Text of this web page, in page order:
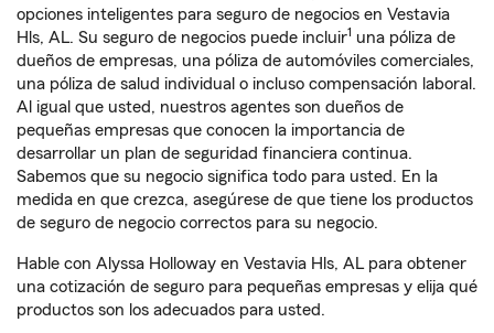
opciones inteligentes para seguro de negocios en Vestavia
Hls, AL. Su seguro de negocios puede incluir1 una póliza de
dueños de empresas, una póliza de automóviles comerciales,
una póliza de salud individual o incluso compensación laboral.
Al igual que usted, nuestros agentes son dueños de
pequeñas empresas que conocen la importancia de
desarrollar un plan de seguridad financiera continua.
Sabemos que su negocio significa todo para usted. En la
medida en que crezca, asegúrese de que tiene los productos
de seguro de negocio correctos para su negocio.
Hable con Alyssa Holloway en Vestavia Hls, AL para obtener
una cotización de seguro para pequeñas empresas y elija qué
productos son los adecuados para usted.